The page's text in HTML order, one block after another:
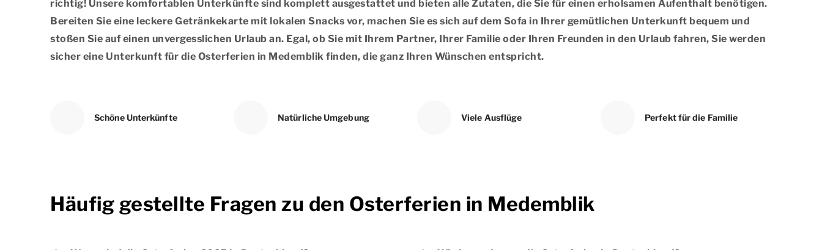
richtig! Unsere komfortablen Unterkünfte sind komplett ausgestattet und bieten alle Zutaten, die Sie für einen erholsamen Aufenthalt benötigen.
Bereiten Sie eine leckere Getränkekarte mit lokalen Snacks vor, machen Sie es sich auf dem Sofa in Ihrer gemütlichen Unterkunft bequem und
stoßen Sie auf einen unvergesslichen Urlaub an. Egal, ob Sie mit Ihrem Partner, Ihrer Familie oder Ihren Freunden in den Urlaub fahren, Sie werden
sicher eine Unterkunft für die Osterferien in Medemblik finden, die ganz Ihren Wünschen entspricht.
Schöne Unterkünfte Natürliche Umgebung Viele Ausflüge Perfekt für die Familie
Häufig gestellte Fragen zu den Osterferien in Medemblik